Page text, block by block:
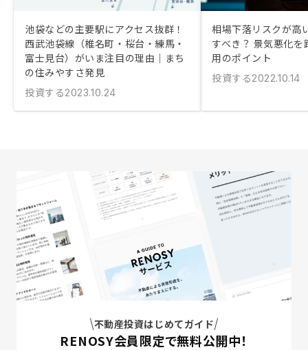
池袋などの主要駅にアクセス抜群！
西武池袋線（椎名町・桜台・練馬・
富士見台）がいま注目の理由｜まち
の住みやすさ発見
投資する2023.10.24
相場下落リスクが高
すべき？ 景気悪化を
用のポイント
投資する2022.10.14
不動産投資はじめてガイド
RENOSY会員限定で無料公開中！